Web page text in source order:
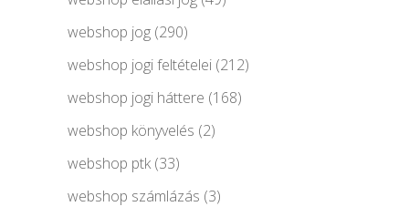
webshop jog (290)
webshop jogi feltételei (212)
webshop jogi háttere (168)
webshop könyvelés (2)
webshop ptk(33)
webshop számlázás (3)